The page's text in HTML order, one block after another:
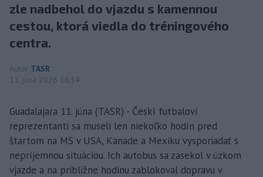
zle nadbehol do vjazdu s kamennou
cestou, ktorá viedla do tréningového
centra.
Autor TASR
11. júna 2026 16:34
Guadalajara 11. júna (TASR) - Českí futbaloví
reprezentanti sa museli len niekoľko hodín pred
štartom na MS v USA, Kanade a Mexiku vysporiadať s
nepríjemnou situáciou. Ich autobus sa zasekol v úzkom
vjazde a na približne hodinu zablokoval dopravu v